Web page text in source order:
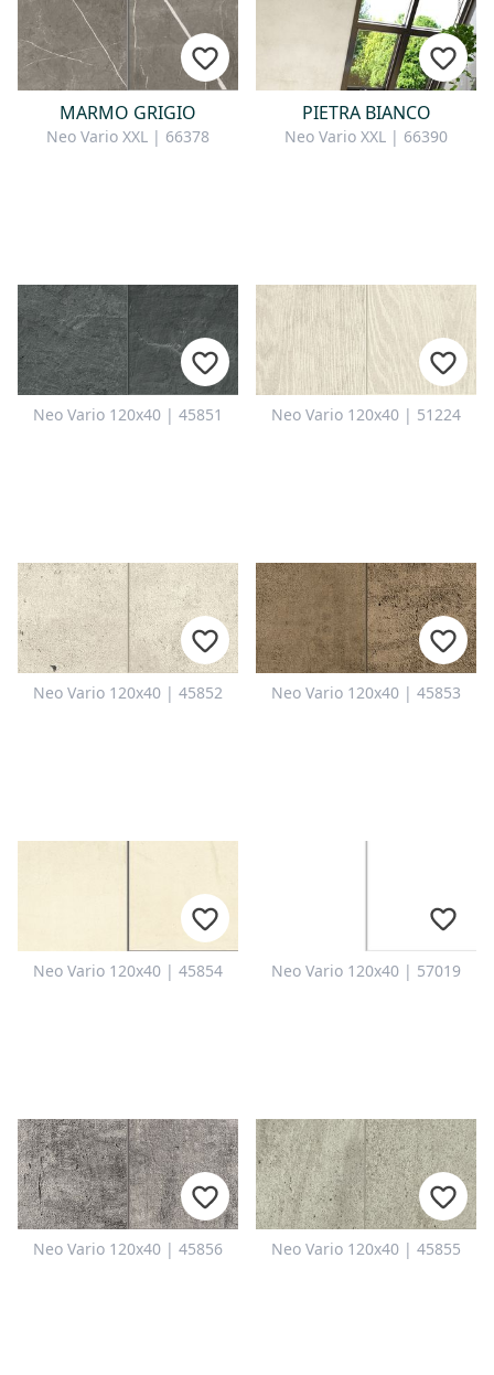
MARMO GRIGIO
Neo Vario XXL | 66378
PIETRA BIANCO
Neo Vario XXL | 66390
Neo Vario 120x40 | 45851 Neo Vario 120x40 | 51224
Neo Vario 120x40 | 45852 Neo Vario 120x40 | 45853
Neo Vario 120x40 | 45854 Neo Vario 120x40 | 57019
Neo Vario 120x40 | 45856 Neo Vario 120x40 | 45855